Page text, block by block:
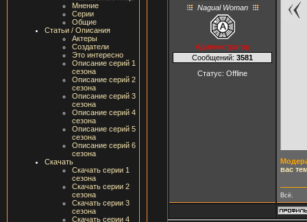
Мнение
Серии
Общие
Статьи / Описания
Актеры
Создатели
Это интересно
Описание серий 1
сезона
Описание серий 2
сезона
Описание серий 3
сезона
Описание серий 4
сезона
Описание серий 5
сезона
Описание серий 6
сезона
Скачать
Скачать серии 1
сезона
Скачать серии 2
сезона
Скачать серии 3
сезона
Скачать серии 4
Nagual Woman
Администратор
Сообщений: 3581
Статус: Offline
вас
Всё.